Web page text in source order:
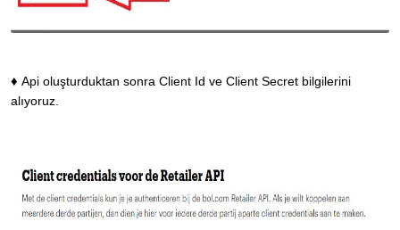
♦ Api oluşturduktan sonra Client Id ve Client Secret bilgilerini
alıyoruz.